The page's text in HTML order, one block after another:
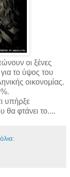
οι ξένες
το ύψος του
οικονομίας.
υπήρξε
φτάνει το....